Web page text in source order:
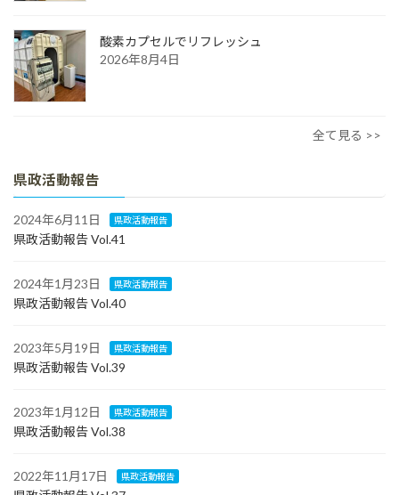
酸素カプセルでリフレッシュ
2026年8月4日
全て見る >>
県政活動報告
2024年6月11日 県政活動報告
県政活動報告 Vol.41
2024年1月23日 県政活動報告
県政活動報告 Vol.40
2023年5月19日 県政活動報告
県政活動報告 Vol.39
2023年1月12日 県政活動報告
県政活動報告 Vol.38
2022年11月17日 県政活動報告